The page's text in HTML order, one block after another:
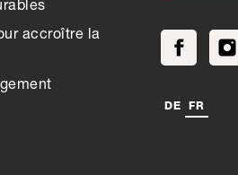
accroître la
DE FR